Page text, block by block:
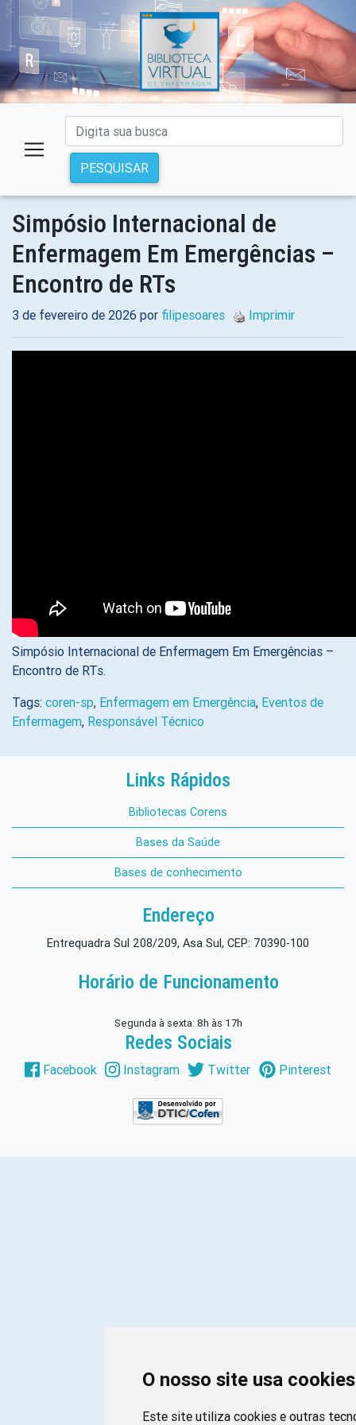
O nosso site usa cookies
Este site utiliza cookies e outras
PESQUISAR
Simpósio Internacional de
Enfermagem Em Emergências –
Encontro de RTs
3 de fevereiro de 2026 por filipesoares Imprimir
Simpósio Internacional de Enfermagem Em Emergências –
Encontro de RTs.
Tags: coren-sp, Enfermagem em Emergência, Eventos de
Enfermagem, Responsável Técnico
Links Rápidos
Bibliotecas Corens
Bases da Saúde
Bases de conhecimento
Endereço
Entrequadra Sul 208/209, Asa Sul, CEP: 70390-100
Horário de Funcionamento
Segunda à sexta: 8h às 17h
Redes Sociais
Facebook Instagram Twitter Pinterest